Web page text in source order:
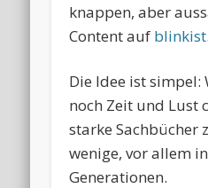
knappen, aber
Content auf
Die Idee ist simpel:
noch Zeit und Lust
starke Sachbücher
wenige, vor allem
Generationen.